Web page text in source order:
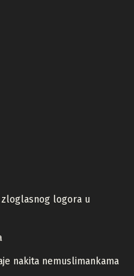
zloglasnog logora u
nakita nemuslimankama